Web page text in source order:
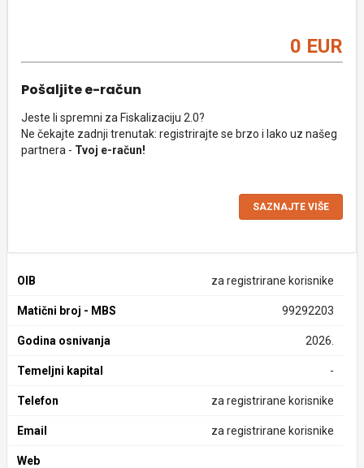
0 EUR
Pošaljite e-račun
Jeste li spremni za Fiskalizaciju 2.0?
Ne čekajte zadnji trenutak: registrirajte se brzo i lako uz našeg
partnera - Tvoj e-račun!
SAZNAJTE VIŠE
OIB za registrirane korisnike
Matični broj - MBS 99292203
Godina osnivanja 2026.
Temeljni kapital -
Telefon za registrirane korisnike
Email za registrirane korisnike
Web